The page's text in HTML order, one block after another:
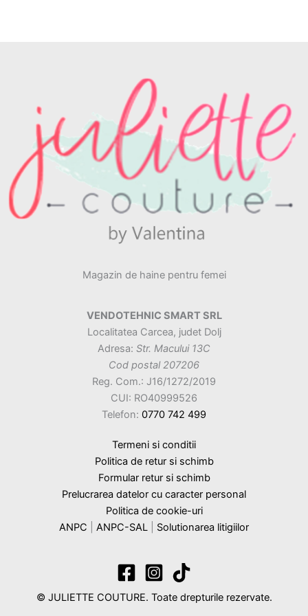
Magazin de haine pentru femei
VENDOTEHNIC SMART SRL
Localitatea Carcea, judet Dolj
Adresa: Str. Macului 13C
Cod postal 207206
Reg. Com.: J16/1272/2019
CUI: RO40999526
Telefon: 0770 742 499
Termeni si conditii
Politica de retur si schimb
Formular retur si schimb
Prelucrarea datelor cu caracter personal
Politica de cookie-uri
ANPC
ANPC-SAL Solutionarea litigiilor
© JULIETTE COUTURE. Toate drepturile rezervate.